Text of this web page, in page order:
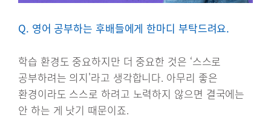
Q. 영어 공부하는 후배들에게 한마디 부탁드려요.
학습 환경도 중요하지만 더 중요한 것은 ‘스스로
공부하려는 의지'라고 생각합니다. 아무리 좋은
환경이라도 스스로 하려고 노력하지 않으면 결국에는
안 하는 게 낫기 때문이죠.